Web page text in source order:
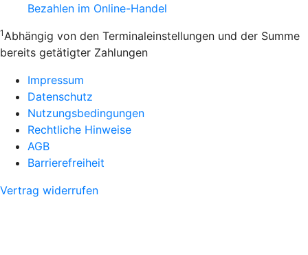
Bezahlen im Online-Handel
1 Abhängig von den Terminaleinstellungen und der Summe
bereits getätigter Zahlungen
Impressum
Datenschutz
Nutzungsbedingungen
Rechtliche Hinweise
AGB
Barrierefreiheit
Vertrag widerrufen